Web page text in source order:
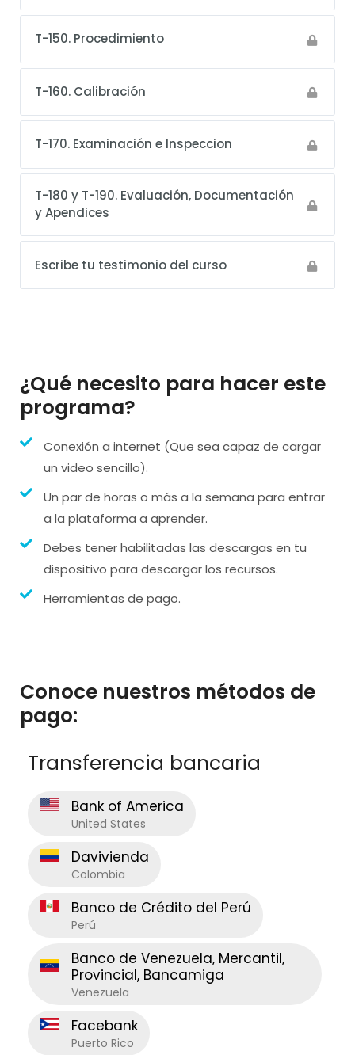
T-150. Procedimiento
T-160. Calibración
T-170. Examinación e Inspeccion
T-180 y T-190. Evaluación, Documentación
y Apendices
Escribe tu testimonio del curso
¿Qué necesito para hacer este
programa?
Conexión a internet (Que sea capaz de cargar
un video sencillo).
Un par de horas o más a la semana para entrar
a la plataforma a aprender.
Debes tener habilitadas las descargas en tu
dispositivo para descargar los recursos.
Herramientas de pago.
Conoce nuestros métodos de
pago:
Transferencia bancaria
Bank of America
United States
Davivienda
Colombia
Banco de Crédito del Perú
Perú
Banco de Venezuela, Mercantil,
Provincial, Bancamiga
Venezuela
Facebank
Puerto Rico